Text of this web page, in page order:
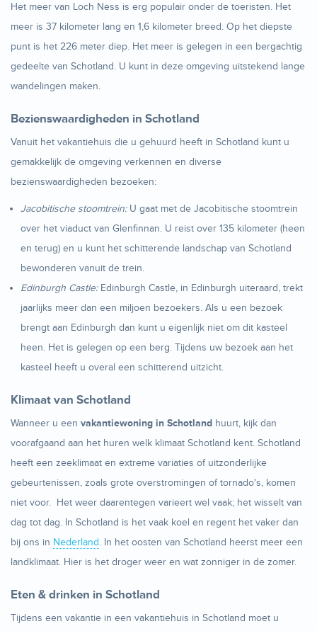
Het meer van Loch Ness is erg populair onder de toeristen. Het
meer is 37 kilometer lang en 1,6 kilometer breed. Op het diepste
punt is het 226 meter diep. Het meer is gelegen in een bergachtig
gedeelte van Schotland. U kunt in deze omgeving uitstekend lange
wandelingen maken.
Bezienswaardigheden in Schotland
Vanuit het vakantiehuis die u gehuurd heeft in Schotland kunt u
gemakkelijk de omgeving verkennen en diverse
bezienswaardigheden bezoeken:
Jacobitische stoomtrein: U gaat met de Jacobitische stoomtrein
over het viaduct van Glenfinnan. U reist over 135 kilometer (heen
en terug) en u kunt het schitterende landschap van Schotland
bewonderen vanuit de trein.
Edinburgh Castle: Edinburgh Castle, in Edinburgh uiteraard, trekt
jaarlijks meer dan een miljoen bezoekers. Als u een bezoek
brengt aan Edinburgh dan kunt u eigenlijk niet om dit kasteel
heen. Het is gelegen op een berg. Tijdens uw bezoek aan het
kasteel heeft u overal een schitterend uitzicht.
Klimaat van Schotland
Wanneer u een vakantiewoning in Schotland huurt, kijk dan
voorafgaand aan het huren welk klimaat Schotland kent. Schotland
heeft een zeeklimaat en extreme variaties of uitzonderlijke
gebeurtenissen, zoals grote overstromingen of tornado's, komen
niet voor. Het weer daarentegen varieert wel vaak; het wisselt van
dag tot dag. In Schotland is het vaak koel en regent het vaker dan
bij ons in Nederland. In het oosten van Schotland heerst meer een
landklimaat. Hier is het droger weer en wat zonniger in de zomer.
Eten & drinken in Schotland
Tijdens een vakantie in een vakantiehuis in Schotland moet u